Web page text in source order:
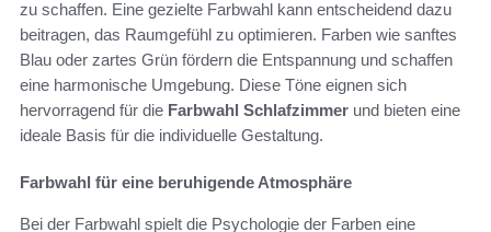
zu schaffen. Eine gezielte Farbwahl kann entscheidend dazu
beitragen, das Raumgefühl zu optimieren. Farben wie sanftes
Blau oder zartes Grün fördern die Entspannung und schaffen
eine harmonische Umgebung. Diese Töne eignen sich
hervorragend für die Farbwahl Schlafzimmer und bieten eine
ideale Basis für die individuelle Gestaltung.
Farbwahl für eine beruhigende Atmosphäre
Bei der Farbwahl spielt die Psychologie der Farben eine